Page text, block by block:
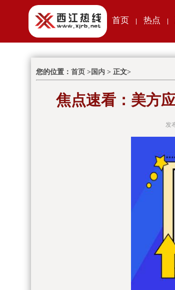
首页 热点
您的位置： 首页 >国内 > 正文>
焦点速看：美方
发